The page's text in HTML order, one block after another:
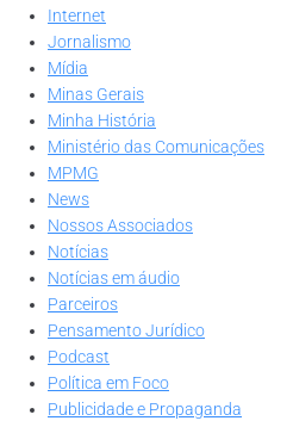
Internet
Jornalismo
Mídia
Minas Gerais
Minha História
Ministério das Comunicações
MPMG
News
Nossos Associados
Notícias
Notícias em áudio
Parceiros
Pensamento Jurídico
Podcast
Política em Foco
Publicidade e Propaganda